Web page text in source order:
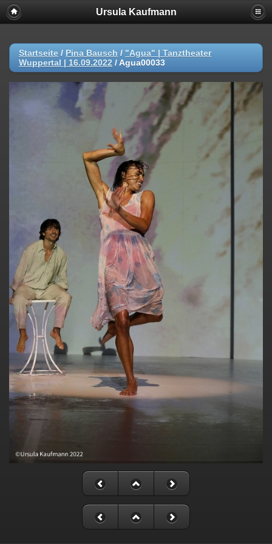
Ursula Kaufmann
Startseite / Pina Bausch / "Agua" | Tanztheater
Wuppertal | 16.09.2022 / Agua00033